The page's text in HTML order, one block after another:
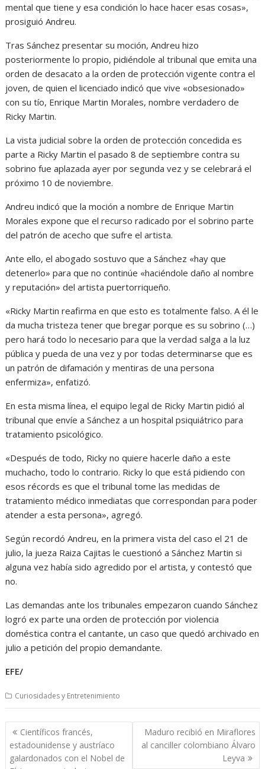
mental que tiene y esa condición lo hace hacer esas cosas»,
prosiguió Andreu.
Tras Sánchez presentar su moción, Andreu hizo
posteriormente lo propio, pidiéndole al tribunal que emita una
orden de desacato a la orden de protección vigente contra el
joven, de quien el licenciado indicó que vive «obsesionado»
con su tío, Enrique Martin Morales, nombre verdadero de
Ricky Martin.
La vista judicial sobre la orden de protección concedida es
parte a Ricky Martin el pasado 8 de septiembre contra su
sobrino fue aplazada ayer por segunda vez y se celebrará el
próximo 10 de noviembre.
Andreu indicó que la moción a nombre de Enrique Martin
Morales expone que el recurso radicado por el sobrino parte
del patrón de acecho que sufre el artista.
Ante ello, el abogado sostuvo que a Sánchez «hay que
detenerlo» para que no continúe «haciéndole daño al nombre
y reputación» del artista puertorriqueño.
«Ricky Martin reafirma en que esto es totalmente falso. A él le
da mucha tristeza tener que bregar porque es su sobrino (…)
pero hará todo lo necesario para que la verdad salga a la luz
pública y pueda de una vez y por todas determinarse que es
un patrón de difamación y mentiras de una persona
enfermiza», enfatizó.
En esta misma línea, el equipo legal de Ricky Martin pidió al
tribunal que envíe a Sánchez a un hospital psiquiátrico para
tratamiento psicológico.
«Después de todo, Ricky no quiere hacerle daño a este
muchacho, todo lo contrario. Ricky lo que está pidiendo con
esos récords es que el tribunal tome las medidas de
tratamiento médico inmediatas que correspondan para poder
atender a esta persona», agregó.
Según recordó Andreu, en la primera vista del caso el 21 de
julio, la jueza Raiza Cajitas le cuestionó a Sánchez Martin si
alguna vez había sido agredido por el artista, y contestó que
no.
Las demandas ante los tribunales empezaron cuando Sánchez
logró ex parte una orden de protección por violencia
doméstica contra el cantante, un caso que quedó archivado en
julio a petición del propio demandante.
EFE/
Curiosidades y Entretenimiento
Navegación
de
entradas
Científicos francés,
estadounidense y austríaco
galardonados con el Nobel de
Maduro recibió en Miraflores
al canciller colombiano Álvaro
Leyva